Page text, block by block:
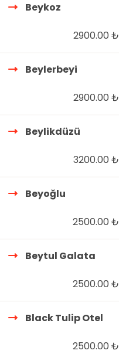
Beykoz
2900.00 ₺
Beylerbeyi
2900.00 ₺
Beylikdüzü
3200.00 ₺
Beyoğlu
2500.00 ₺
Beytul Galata
2500.00 ₺
Black Tulip Otel
2500.00 ₺